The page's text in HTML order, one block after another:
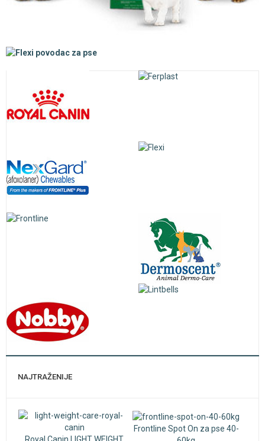
NAJTRAŽENIJE
Frontline Spot On za pse 40-